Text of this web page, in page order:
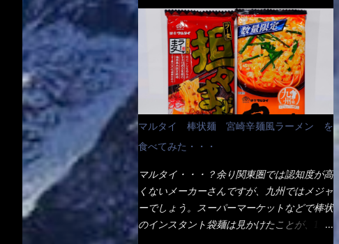
これなら茹で上がった直後のままで、食べ進
められるじゃないか！ 別皿で、葱と天かす
を満タンに用意して、山葵も2つ。 それに湯
が無い利点として、汁が薄まらない！ これ
だよ、これ！！ 湯があると、うどんと共に
汁の方へ湯までも入ってしまう。つまりラー
メンの麺にスープが絡む現象ですな。 結
局、伸びずに汁も薄らむこともなく・・最後
の方で＜だし汁＞を少し追加しました。 腹
収まったし満足達成度100％ 苦しいと云う事
も無いな！ まだ鶏天1個位は入りそうだ
ね。 と云う事で、今回＜釜揚げうどんの湯
無し＞を試したら、確...
舗に寄って違う！と云う人も居るらしい・・
そんな大手讃岐饂飩チェーン店と関係がある
のか？ 箱詰め乾麺！ このパッケージから
すれば、間違いなく贈答用目的でしょう。
そんな贈答用箱詰め饂飩・・・またもやメガ
ドンキで発見し購入！ 中身は、この様な状
態です。 乾麺の束が6束／一パックになって
おり、それが3袋入りです。 18束入りという
わけですね！900ｇの容量となり、1束／50
Amazonで1280円と云った感じです。 で私
は幾らで、メガドンキでゲットしたかって？
それは非常に言いづらい・・・色々と各方面
へ忖度して、激安だったとだけ申し上げまし
あった！ とんかつ赤城！ 老齢の女性がメ
インで調理場を仕切、老齢の男性が脇をサポ
ートし最近は若い女性がオーダーや片付けを
担当している。 まずはこれを見て欲しい！
カウンターに置かれた＜お皿＞である。 直
ぐに気づいたでしょう！ 何かキャベツが山
じゃないか！？ ハイ、山です。 これが標
準なのです。 普通のとんかつ屋のキャベツ
と比べたら、10人前ほどあるか？ 値段的に
は、メイン（主流は1,000超）＋定食セット
350円程と値段的には、それ程では安い訳で
も無いが、客足が絶えない人気店である。
そんなメニューのなかで、リーズナブルで頂
マルタイ 棒状麺 宮崎辛麺風ラーメン を
食べてみた・・・
マルタイ・・・？余り関東圏では認知度が高
くないメーカーさんですが、九州ではメジャ
ーでしょう。スーパーマーケットなどで棒状
のインスタント袋麺は見かけたことが、1度